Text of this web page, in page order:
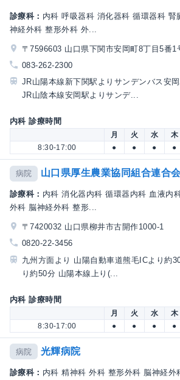
診療科： 内科 呼吸器科 消化器科 循環器科 腎
神経外科 整形外科 外...
〒7596603 山口県下関市安岡町8丁目5番1
083-262-2300
JR山陽本線新下関駅よりサンデンバス安
JR山陰本線安岡駅よりサンデ...
内科 診療時間
月 火 水 木
8:30-17:00
● ● ● ●
病院 山口県厚生農業協同組合連合
診療科： 内科 消化器内科 循環器内科 血液内
外科 脳神経外科 整形...
〒7420032 山口県柳井市古開作1000-1
0820-22-3456
九州方面より 山陽自動車道熊毛ICより約
り約50分 山陽本線上り(...
内科 診療時間
月 火 水 木
8:30-17:00
● ● ● ●
病院 光輝病院
診療科： 内科 精神科 外科 整形外科 脳神経外